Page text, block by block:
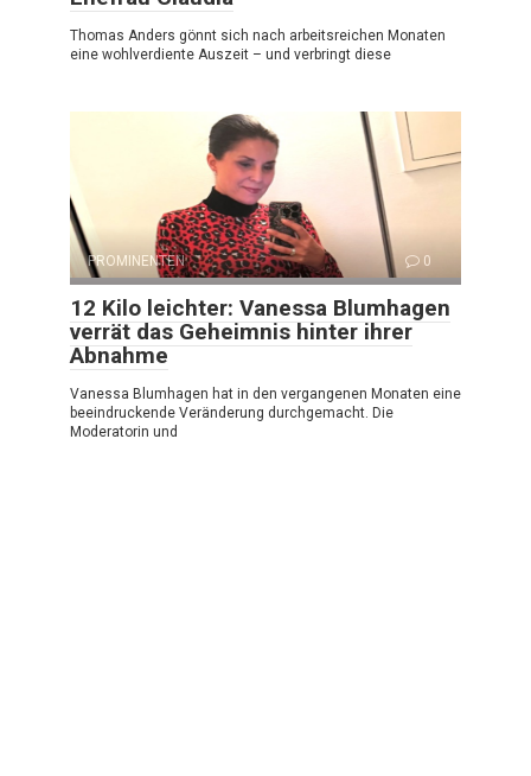
Thomas Anders gönnt sich nach arbeitsreichen Monaten
eine wohlverdiente Auszeit – und verbringt diese
PROMINENTEN 0
12 Kilo leichter: Vanessa Blumhagen
verrät das Geheimnis hinter ihrer
Abnahme
Vanessa Blumhagen hat in den vergangenen Monaten eine
beeindruckende Veränderung durchgemacht. Die
Moderatorin und